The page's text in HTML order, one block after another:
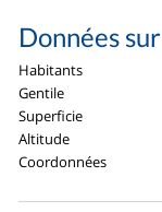
Données
Habitants
Gentile
Superficie
Altitude
Coordonnées